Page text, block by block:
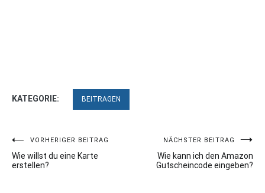
KATEGORIE: BEITRAGEN
Beitragsnavigation
VORHERIGER BEITRAG
Wie willst du eine Karte
erstellen?
NÄCHSTER BEITRAG
Wie kann ich den Amazon
Gutscheincode eingeben?